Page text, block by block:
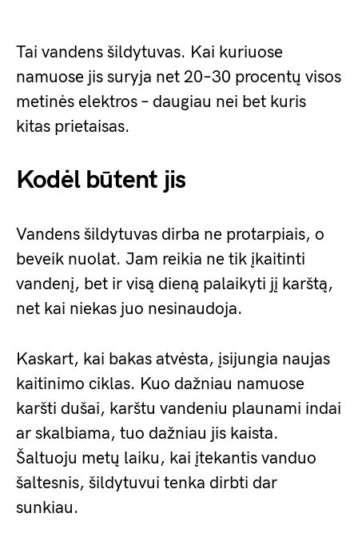
Tai vandens šildytuvas. Kai kuriuose
namuose jis suryja net 20–30 procentų visos
metinės elektros – daugiau nei bet kuris
kitas prietaisas.
Kodėl būtent jis
Vandens šildytuvas dirba ne protarpiais, o
beveik nuolat. Jam reikia ne tik įkaitinti
vandenį, bet ir visą dieną palaikyti jį karštą,
net kai niekas juo nesinaudoja.
Kaskart, kai bakas atvėsta, įsijungia naujas
kaitinimo ciklas. Kuo dažniau namuose
karšti dušai, karštu vandeniu plaunami indai
ar skalbiama, tuo dažniau jis kaista.
Šaltuoju metų laiku, kai įtekantis vanduo
šaltesnis, šildytuvui tenka dirbti dar
sunkiau.